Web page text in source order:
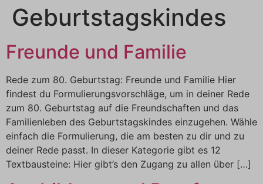
Geburtstagskindes
Freunde und Familie
Rede zum 80. Geburtstag: Freunde und Familie Hier
findest du Formulierungsvorschläge, um in deiner Rede
zum 80. Geburtstag auf die Freundschaften und das
Familienleben des Geburtstagskindes einzugehen. Wähle
einfach die Formulierung, die am besten zu dir und zu
deiner Rede passt. In dieser Kategorie gibt es 12
Textbausteine: Hier gibt’s den Zugang zu allen über […]